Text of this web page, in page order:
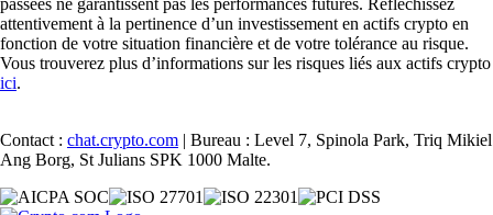
attentivement à la pertinence d’un investissement en actifs crypto en
fonction de votre situation financière et de votre tolérance au risque.
Vous trouverez plus d’informations sur les risques liés aux actifs crypto
ici.
Contact : chat.crypto.com | Bureau : Level 7, Spinola Park, Triq Mikiel
Ang Borg, St Julians SPK 1000 Malte.